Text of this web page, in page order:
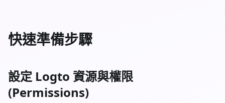
快速準備步驟
設定 Logto 資源與權限
(Permissions)